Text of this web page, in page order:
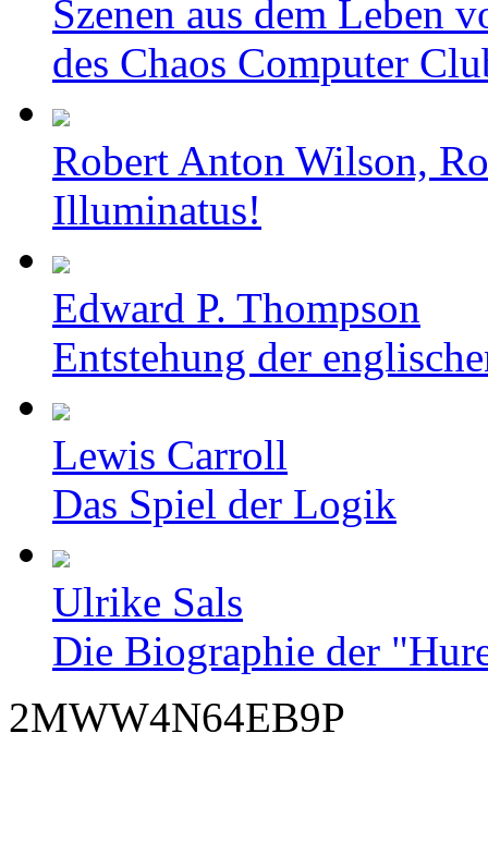
Szenen aus dem Leben
des Chaos Computer
Robert Anton Wilson,
Illuminatus!
Edward P. Thompson
Entstehung der
Lewis Carroll
Das Spiel der Logik
Ulrike Sals
Die Biographie der
2MWW4N64EB9P